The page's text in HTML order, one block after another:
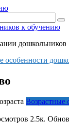
к обучению
дошкольников
особенности
Возрастные
2.5к.